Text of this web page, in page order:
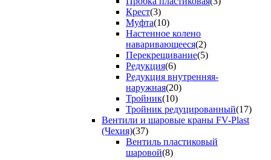
Крест(3)
Муфта(10)
Настенное колено
наваривающееся(2)
Перекрещивание(5)
Редукция(6)
Редукция внутренняя-
наружная(20)
Тройник(10)
Тройник редуцированный(17)
Вентили и шаровые краны FV-Plast
(Чехия)(37)
Вентиль пластиковый
шаровой(8)